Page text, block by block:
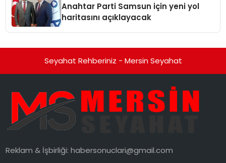
Anahtar Parti Samsun için yeni yol
haritasını açıklayacak
Seyahat Rehberiniz - Mersin Seyahat
Reklam & İşbirliği:habersonuclari@gmail.com